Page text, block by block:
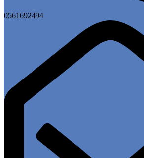
0561692494